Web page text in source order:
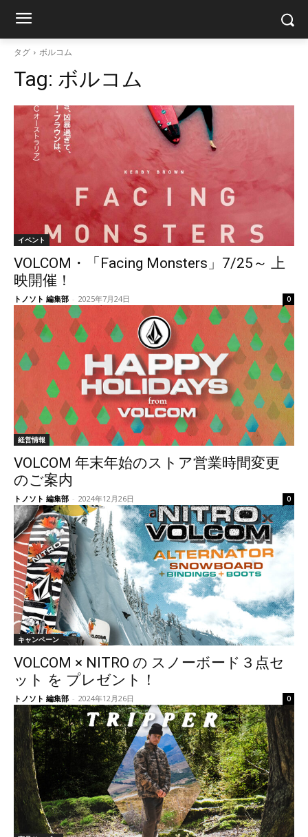
タグ ボルコム
Tag: ボルコム
イベント
VOLCOM・「Facing Monsters」7/25～ 上
映開催！
トノソト 編集部 - 2025年7月24日 0
経営情報
VOLCOM 年末年始のストア営業時間変更
のご案内
トノソト 編集部 - 2024年12月26日 0
キャンペーン
VOLCOM × NITRO の スノーボード３点セ
ット を プレゼント！
トノソト 編集部 - 2024年12月26日 0